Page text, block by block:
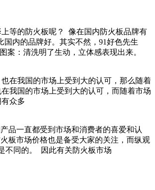
上等的防火板呢？ 像在国内防火板品牌有
国内的品牌好。其实不然，91好色先生
：清洗明了生动，立体感表现出来。
在我国的市场上受到大的认可，那么随着
国的市场上受到大的认可，而随着市场
有众多
产品一直都受到市场和消费者的喜爱和认
板市场价格也是备受大家的关注，而纵观
的。 因此有关防火板市场